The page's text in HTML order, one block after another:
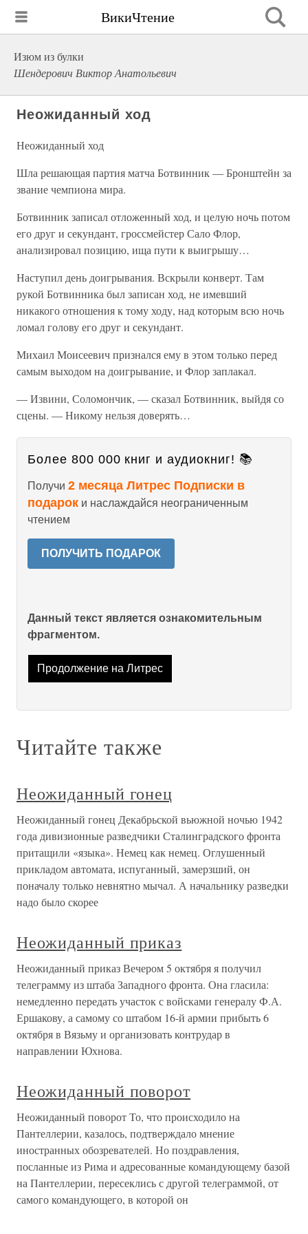
ВикиЧтение
Изюм из булки
Шендерович Виктор Анатольевич
Неожиданный ход
Неожиданный ход
Шла решающая партия матча Ботвинник — Бронштейн за
звание чемпиона мира.
Ботвинник записал отложенный ход, и целую ночь потом
его друг и секундант, гроссмейстер Сало Флор,
анализировал позицию, ища пути к выигрышу…
Наступил день доигрывания. Вскрыли конверт. Там
рукой Ботвинника был записан ход, не имевший
никакого отношения к тому ходу, над которым всю ночь
ломал голову его друг и секундант.
Михаил Моисеевич признался ему в этом только перед
самым выходом на доигрывание, и Флор заплакал.
— Извини, Соломончик, — сказал Ботвинник, выйдя со
сцены. — Никому нельзя доверять…
Более 800 000 книг и аудиокниг! 📚
Получи 2 месяца Литрес Подписки в
подарок и наслаждайся неограниченным
чтением
ПОЛУЧИТЬ ПОДАРОК
Данный текст является ознакомительным
фрагментом.
Продолжение на Литрес
Читайте также
Неожиданный гонец
Неожиданный гонец Декабрьской вьюжной ночью 1942
года дивизионные разведчики Сталинградского фронта
притащили «языка». Немец как немец. Оглушенный
прикладом автомата, испуганный, замерзший, он
поначалу только невнятно мычал. А начальнику разведки
надо было скорее
Неожиданный приказ
Неожиданный приказ Вечером 5 октября я получил
телеграмму из штаба Западного фронта. Она гласила:
немедленно передать участок с войсками генералу Ф.А.
Ершакову, а самому со штабом 16-й армии прибыть 6
октября в Вязьму и организовать контрудар в
направлении Юхнова.
Неожиданный поворот
Неожиданный поворот То, что происходило на
Пантеллерии, казалось, подтверждало мнение
иностранных обозревателей. Но поздравления,
посланные из Рима и адресованные командующему базой
на Пантеллерии, пересеклись с другой телеграммой, от
самого командующего, в которой он